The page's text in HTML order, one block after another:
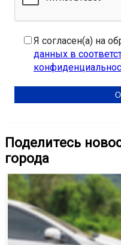
Я согласен(а) на
данных в
Поделитесь
города